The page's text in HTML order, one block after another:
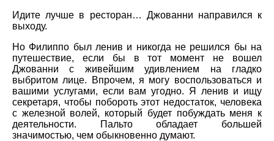
Идите лучше в ресторан… Джованни направился к
выходу.
Но Филиппо был ленив и никогда не решился бы на
путешествие, если бы в тот момент не вошел
Джованни с живейшим удивлением на гладко
выбритом лице. Впрочем, я могу воспользоваться и
вашими услугами, если вам угодно. Я ленив и ищу
секретаря, чтобы побороть этот недостаток, человека
с железной волей, который будет побуждать меня к
деятельности. Пальто обладает большей
значимостью, чем обыкновенно думают.